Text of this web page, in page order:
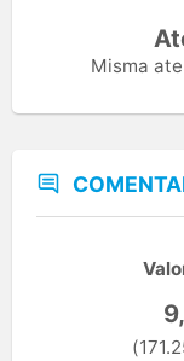
Misma